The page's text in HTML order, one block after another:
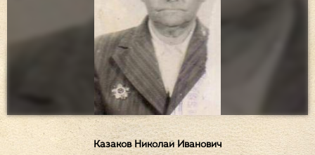
Казаков Николай Иванович